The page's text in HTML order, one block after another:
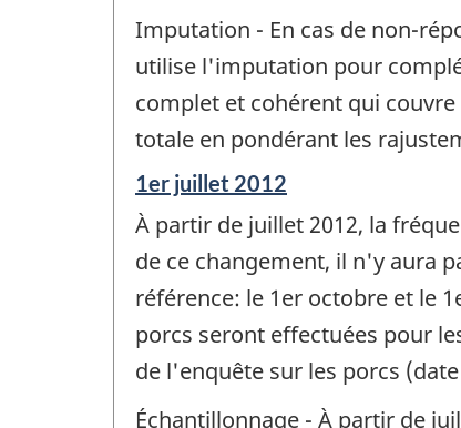
Imputation - En cas de non-
utilise l'imputation pour
complet et cohérent qui
totale en pondérant les
Période
de
référence
de
changement
-
1er juillet 2012
À partir de juillet 2012, la
de ce changement, il n'y aura
référence: le 1er octobre et le
porcs seront effectuées pour
de l'enquête sur les porcs
Échantillonnage - À partir de